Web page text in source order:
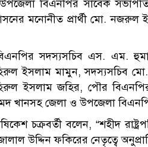
বিএনপির সাবেক
মনোনীত প্রার্থী মো. নজরুল
সদস্যসচিব এস. এম.
ইসলাম মামুন, সদস্যসচিব
ইসলাম জহির, পৌর
খানসহ জেলা ও উপজেলা বিএনপি
চক্রবর্তী বলেন, “শহীদ
উদ্দিন ফকিরের নেতৃত্বে